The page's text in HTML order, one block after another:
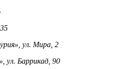
ул. Мира, 2
ул. Баррикад, 90